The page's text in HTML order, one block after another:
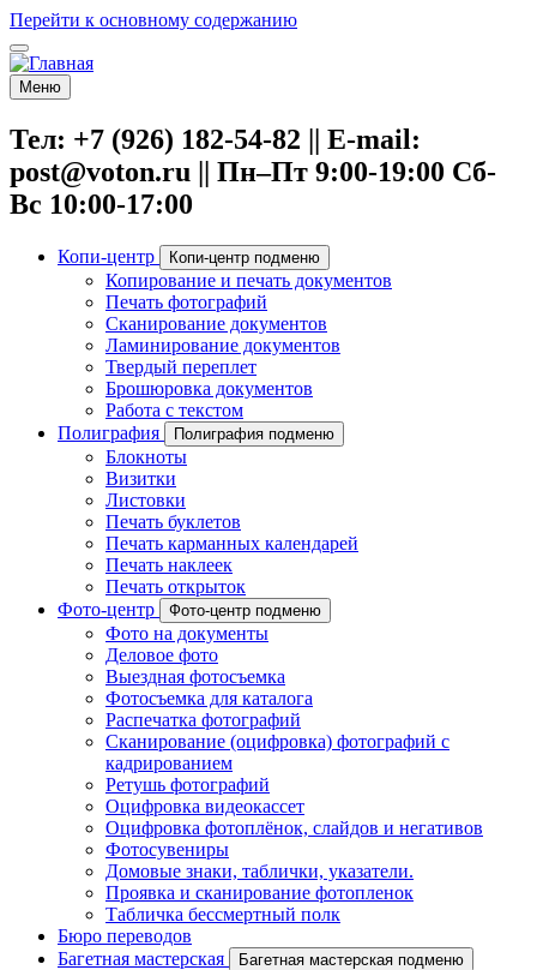
Перейти к основному содержанию
Меню
Тел: +7 (926) 182-54-82 || E-mail:
post@voton.ru || Пн–Пт 9:00-19:00 Сб-
Вс 10:00-17:00
Копи-центр Копи-центр подменю
Копирование и печать документов
Печать фотографий
Сканирование документов
Ламинирование документов
Твердый переплет
Брошюровка документов
Работа с текстом
Полиграфия
Полиграфия подменю
Блокноты
Визитки
Листовки
Печать буклетов
Печать карманных календарей
Печать наклеек
Печать открыток
Фото-центр
Фото-центр подменю
Фото на документы
Деловое фото
Выездная фотосъемка
Фотосъемка для каталога
Распечатка фотографий
Сканирование (оцифровка) фотографий с
кадрированием
Ретушь фотографий
Оцифровка видеокассет
Оцифровка фотоплёнок, слайдов и негативов
Фотосувениры
Домовые знаки, таблички, указатели.
Проявка и сканирование фотопленок
Табличка бессмертный полк
Бюро переводов
Багетная мастерская
Багетная мастерская подменю